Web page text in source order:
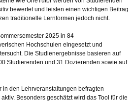
bewertet und leisten einen wichtigen Beitrag
traditionelle Lernformen jedoch nicht.
2025 in 84
Hochschulen eingesetzt und
Die Studienergebnisse basieren auf
Studierenden und 31 Dozierenden sowie auf
in den Lehrveranstaltungen befragten
Besonders geschätzt wird das Tool für die